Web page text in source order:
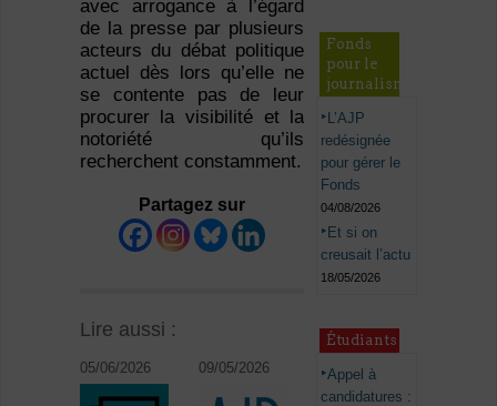
avec arrogance à l’égard
de la presse par plusieurs
acteurs du débat politique
actuel dès lors qu’elle ne
se contente pas de leur
procurer la visibilité et la
notoriété qu’ils
recherchent constamment.
Partagez sur
Lire aussi :
05/06/2026 09/05/2026
Fonds
pour le
journalisme
L’AJP
redésignée
pour gérer le
Fonds
04/08/2026
Et si on
creusait l’actu
18/05/2026
Étudiants
Appel à
candidatures :